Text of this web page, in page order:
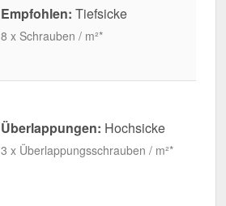
Empfohlen: Tiefsicke
8 x Schrauben / m²*
Überlappungen: Hochsicke
3 x Überlappungsschrauben / m²*